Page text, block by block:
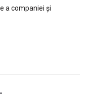
a companiei și